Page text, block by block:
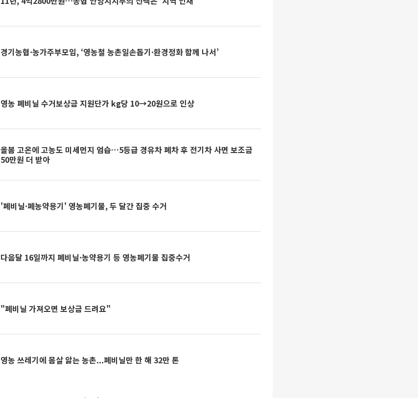
경기농협·농가주부모임, ‘영농철 농촌일손돕기·환경정화 함께 나서’
영농 폐비닐 수거보상금 지원단가 kg당 10→20원으로 인상
올봄 고온에 고농도 미세먼지 엄습…5등급 경유차 폐차 후 전기차 사면 보조금
50만원 더 받아
'폐비닐·폐농약용기' 영농폐기물, 두 달간 집중 수거
다음달 16일까지 폐비닐·농약용기 등 영농폐기물 집중수거
"폐비닐 가져오면 보상금 드려요"
영농 쓰레기에 몸살 앓는 농촌...폐비닐만 한 해 32만 톤